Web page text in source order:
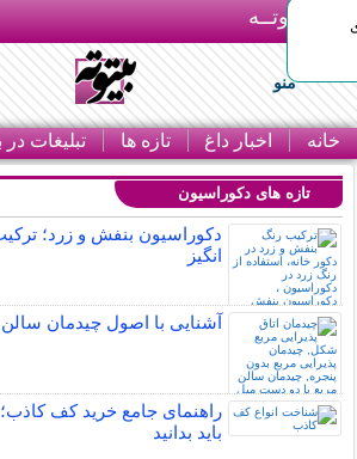
بـیتوتــه
منو
خانه اخبار داغ تازه ها تبلیغات در
تازه های دکوراسیون
دکوراسیون بنفش و زرد؛
انگیز
آشنایی با اصول چیدمان
راهنمای جامع خرید کف کاذب؛
باید بدانید